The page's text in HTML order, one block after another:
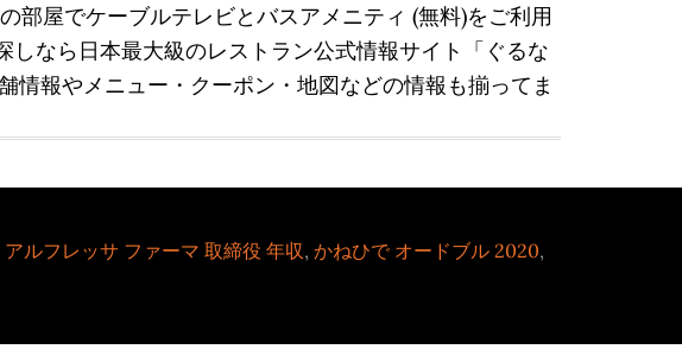
屋でケーブルテレビとバスアメニティ (無料)をご利用
なら日本最大級のレストラン公式情報サイト「ぐるな
報やメニュー・クーポン・地図などの情報も揃ってま
アルフレッサ ファーマ 取締役 年収, かねひで オードブル 2020,